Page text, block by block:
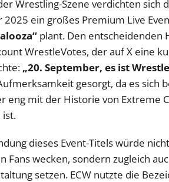
Wrestling-Szene verdichten sich
2025 ein großes Premium Live
plant. Den
WrestleVotes, der auf X eine
„20. September, es ist
gesorgt, da es sich
eng mit der Historie von Extreme
ist.
dieses Event-Titels würde
Fans wecken, sondern zugleich
setzen. ECW nutzte die